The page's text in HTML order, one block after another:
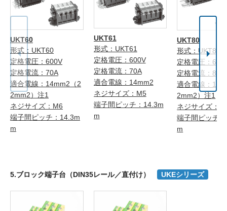
UKT60
形式：UKT60
定格電圧：600V
定格電流：70A
適合電線：14mm2（2
2mm2）注1
ネジサイズ：M6
端子間ピッチ：14.3m
m
UKT61
形式：UKT61
定格電圧：600V
定格電流：70A
適合電線：14mm2
ネジサイズ：M5
端子間ピッチ：14.3m
m
UKT80
形式：UKT80
定格電圧：
定格電流：80A
適合電線：
2mm2）注1
ネジサイズ：
端子間ピッチ
m
5.ブロック端子台（DIN35レール／直付け） UKEシリーズ